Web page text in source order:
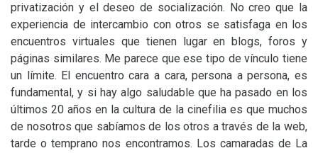
privatización y el deseo de socialización. No creo que la
experiencia de intercambio con otros se satisfaga en los
encuentros virtuales que tienen lugar en blogs, foros y
páginas similares. Me parece que ese tipo de vínculo tiene
un límite. El encuentro cara a cara, persona a persona, es
fundamental, y si hay algo saludable que ha pasado en los
últimos 20 años en la cultura de la cinefilia es que muchos
de nosotros que sabíamos de los otros a través de la web,
tarde o temprano nos encontramos. Los camaradas de La